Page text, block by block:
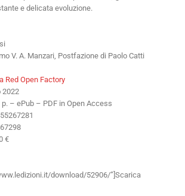
e delicata evoluzione.
V. A. Manzari, Postfazione di Paolo Catti
Red Open Factory
2022
– ePub – PDF in Open Access
€
download/52906/”]Scarica